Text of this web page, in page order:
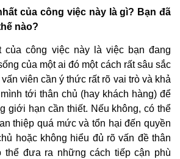
của công việc này là gì? Bạn đã
nào?
của công việc này là việc bạn đang
của một ai đó một cách rất sâu sắc
viên cần ý thức rất rõ vai trò và khả
tới thân chủ (hay khách hàng) để
giới hạn cần thiết. Nếu không, có thể
thiệp quá mức và tổn hại đến quyền
hoặc không hiểu đủ rõ vấn đề thân
thể đưa ra những cách tiếp cận phù